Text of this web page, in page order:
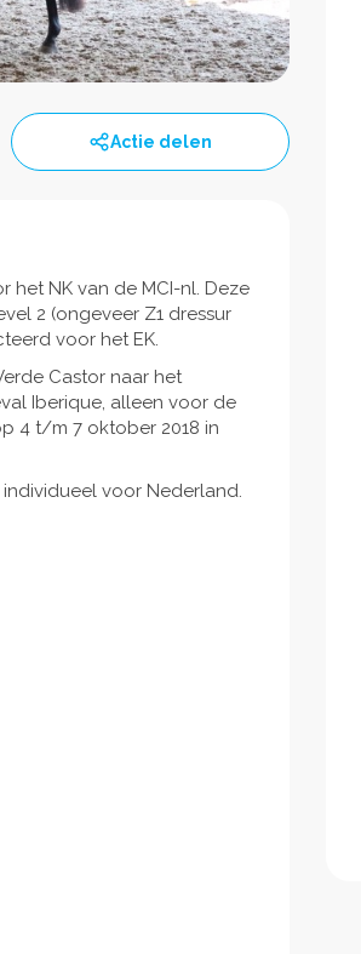
Actie delen
het NK van de MCI-nl. Deze
2 (ongeveer Z1 dressur
voor het EK.
Castor naar het
Iberique, alleen voor de
4 t/m 7 oktober 2018 in
voor Nederland.